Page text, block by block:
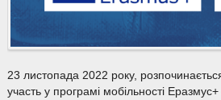
23 листопада 2022 року,
участь у програмі мобільності